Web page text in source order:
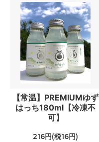
【常温】PREMIUMゆず
はっち180ml【冷凍不
可】
216円(税16円)